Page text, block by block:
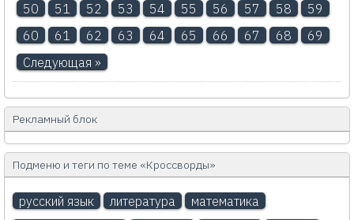
50
51 52 53 54 55 56 57 58
59
60
61 62 63 64 65 66 67 68
69
Следующая »
Рекламный блок
Подменю и теги по теме «Кроссворды»
русский язык литература
математика